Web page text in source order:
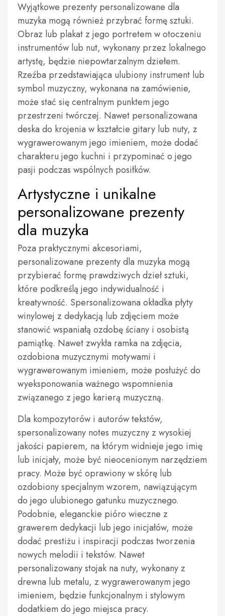
Wyjątkowe prezenty personalizowane dla
muzyka mogą również przybrać formę sztuki.
Obraz lub plakat z jego portretem w otoczeniu
instrumentów lub nut, wykonany przez lokalnego
artystę, będzie niepowtarzalnym dziełem.
Rzeźba przedstawiająca ulubiony instrument lub
symbol muzyczny, wykonana na zamówienie,
może stać się centralnym punktem jego
przestrzeni twórczej. Nawet personalizowana
deska do krojenia w kształcie gitary lub nuty, z
wygrawerowanym jego imieniem, może dodać
charakteru jego kuchni i przypominać o jego
pasji podczas wspólnych posiłków.
Artystyczne i unikalne
personalizowane prezenty
dla muzyka
Poza praktycznymi akcesoriami,
personalizowane prezenty dla muzyka mogą
przybierać formę prawdziwych dzieł sztuki,
które podkreślą jego indywidualność i
kreatywność. Spersonalizowana okładka płyty
winylowej z dedykacją lub zdjęciem może
stanowić wspaniałą ozdobę ściany i osobistą
pamiątkę. Nawet zwykła ramka na zdjęcia,
ozdobiona muzycznymi motywami i
wygrawerowanym imieniem, może posłużyć do
wyeksponowania ważnego wspomnienia
związanego z jego karierą muzyczną.
Dla kompozytorów i autorów tekstów,
spersonalizowany notes muzyczny z wysokiej
jakości papierem, na którym widnieje jego imię
lub inicjały, może być nieocenionym narzędziem
pracy. Może być oprawiony w skórę lub
ozdobiony specjalnym wzorem, nawiązującym
do jego ulubionego gatunku muzycznego.
Podobnie, eleganckie pióro wieczne z
grawerem dedykacji lub jego inicjałów, może
dodać prestiżu i inspiracji podczas tworzenia
nowych melodii i tekstów. Nawet
personalizowany stojak na nuty, wykonany z
drewna lub metalu, z wygrawerowanym jego
imieniem, będzie funkcjonalnym i stylowym
dodatkiem do jego miejsca pracy.